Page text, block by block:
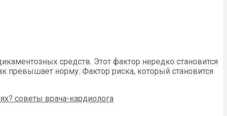
средств. Этот фактор нередко становится
превышает норму. Фактор риска, который становится